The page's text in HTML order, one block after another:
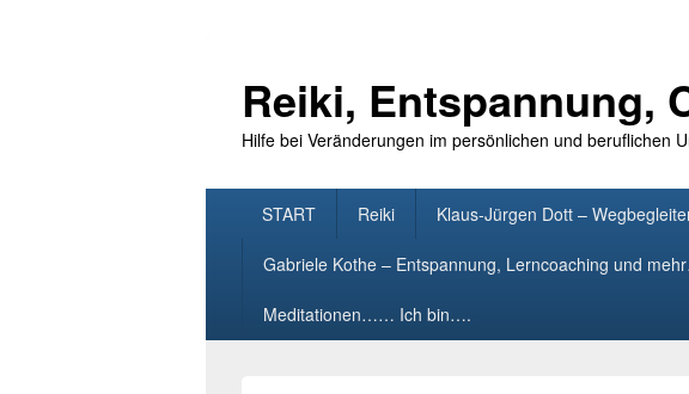
Reiki, Entspannung,
Hilfe bei Veränderungen im persönlichen und beruflichen
START Reiki Klaus-Jürgen Dott –
Gabriele Kothe – Entspannung, Lerncoaching und
Meditationen…… Ich bin….